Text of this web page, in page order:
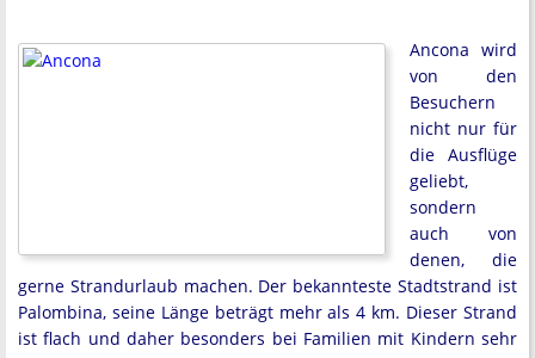
Ancona wird
von den
Besuchern
nicht nur für
die Ausflüge
geliebt,
sondern
auch von
denen, die
gerne Strandurlaub machen. Der bekannteste Stadtstrand ist
Palombina, seine Länge beträgt mehr als 4 km. Dieser Strand
ist flach und daher besonders bei Familien mit Kindern sehr